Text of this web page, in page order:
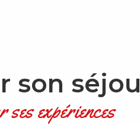
son
ses expériences